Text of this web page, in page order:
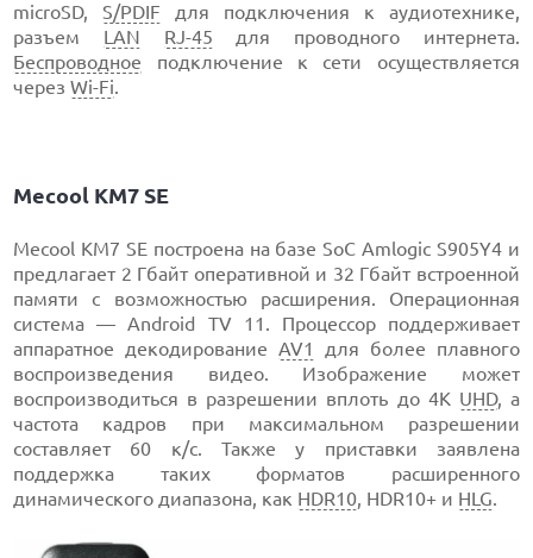
microSD,S/PDIF для подключения к аудиотехнике,
разъем LAN RJ-45 для проводного интернета.
Беспроводное подключение к сети осуществляется
черезWi-Fi.
Mecool KM7 SE
Mecool KM7 SE построена на базе SoC Amlogic S905Y4 и
предлагает 2 Гбайт оперативной и 32 Гбайт встроенной
памяти с возможностью расширения. Операционная
система — Android TV 11. Процессор поддерживает
аппаратное декодированиеAV1
для более плавного
воспроизведения видео. Изображение может
воспроизводиться в разрешении вплоть до 4K UHD, а
частота кадров при максимальном разрешении
составляет 60 к/с. Также у приставки заявлена
поддержка таких форматов расширенного
динамического диапазона, как HDR10, HDR10+ и HLG.